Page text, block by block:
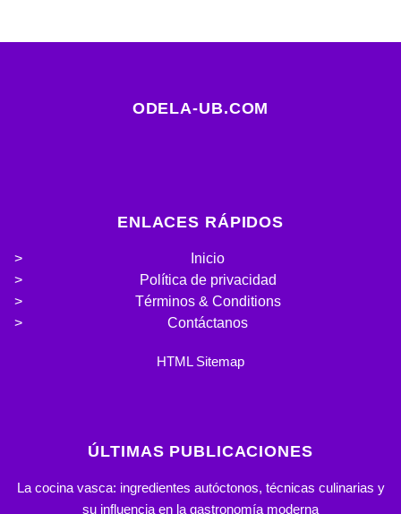
ODELA-UB.COM
ENLACES RÁPIDOS
Inicio
Política de privacidad
Términos & Conditions
Contáctanos
HTML Sitemap
ÚLTIMAS PUBLICACIONES
La cocina vasca: ingredientes autóctonos, técnicas culinarias y
su influencia en la gastronomía moderna